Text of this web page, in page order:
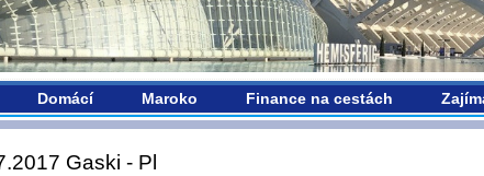
Domácí Maroko Finance na cestách
Gaski - Pl